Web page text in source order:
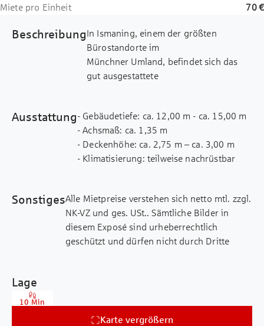
Miete pro Einheit 70 €
BeschreibungIn Ismaning, einem der größten
Bürostandorte im
Münchner Umland, befindet sich das
gut ausgestattete
Büroräume und eine Tiefgarage. Die
Anbindung erfolgt
über den S-Bahnhof Ismaning oder
über eine Buslinie,
zu umliegenden
Restaurants und Supermärkten
garantieren eine
entspannte Mittagspause.
Highlight des type1 Office ist die
Ausstattung- Gebäudetiefe: ca. 12,00 m - ca. 15,00 m
- Achsmaß: ca. 1,35 m
- Deckenhöhe: ca. 2,75 m – ca. 3,00 m
- Klimatisierung: teilweise nachrüstbar
- Boden: Teppich bzw. nach Mieterwunsch
- barrierefrei
- außenliegender Sonnenschutz
- Klima/ Belüftung nach Absprache
SonstigesAlle Mietpreise verstehen sich netto mtl. zzgl.
NK-VZ und ges. USt.. Sämtliche Bilder in
diesem Exposé sind urheberrechtlich
geschützt und dürfen nicht durch Dritte
Lage
10 Min
Karte vergrößern